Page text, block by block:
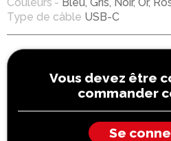
Type de câble USB-C
Vous devez être
commander
Se